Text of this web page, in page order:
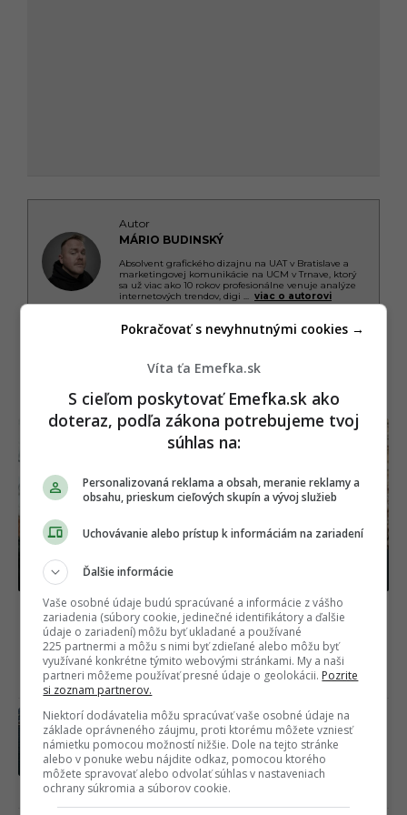
Autor
MÁRIO BUDINSKÝ
Absolvent grafického dizajnu na UAT v Bratislave a
marketingovej komunikácie na UCM v Trnave, ktorý
sa už viac ako 10 rokov profesionálne venuje analýze
internetových trendov, digi ... viac o autorovi
NAJČÍTANEJŠIE
Slovenská influencerka čelí ďalšiemu škandálu.
Z cudzích domov si robí fotokútik, majitelia
penia a hrozia súdom
05.08.2026
Horúca kauza Mariána Gáboríka je v
ďalšej fáze. K veci sa netradičným
spôsobom vyjadrila aj jeho manželka
Ivana
Včera 15:14
Víta ťa Emefka.sk
S cieľom poskytovať Emefka.sk ako
doteraz, podľa zákona potrebujeme tvoj
súhlas na:
Personalizovaná reklama a obsah, meranie reklamy a
obsahu, prieskum cieľových skupín a vývoj služieb
Uchovávanie alebo prístup k informáciám na zariadení
Ďalšie informácie
Vaše osobné údaje budú spracúvané a informácie z vášho
zariadenia (súbory cookie, jedinečné identifikátory a ďalšie
údaje o zariadení) môžu byť ukladané a používané
225 partnermi a môžu s nimi byť zdieľané alebo môžu byť
využívané konkrétne týmito webovými stránkami. My a naši
partneri môžeme používať presné údaje o geolokácii. Pozrite
si zoznam partnerov.
Niektorí dodávatelia môžu spracúvať vaše osobné údaje na
základe oprávneného záujmu, proti ktorému môžete vzniesť
námietku pomocou možností nižšie. Dole na tejto stránke
alebo v ponuke webu nájdite odkaz, pomocou ktorého
môžete spravovať alebo odvolať súhlas v nastaveniach
ochrany súkromia a súborov cookie.
Pokračovať s nevyhnutnými cookies →